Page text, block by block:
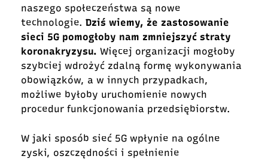
naszego społeczeństwa są nowe
technologie. Dziś wiemy, że zastosowanie
sieci 5G pomogłoby nam zmniejszyć straty
koronakryzysu. Więcej organizacji mogłoby
szybciej wdrożyć zdalną formę wykonywania
obowiązków, a w innych przypadkach,
możliwe byłoby uruchomienie nowych
procedur funkcjonowania przedsiębiorstw.
W jaki sposób sieć 5G wpłynie na ogólne
zyski, oszczędności i spełnienie